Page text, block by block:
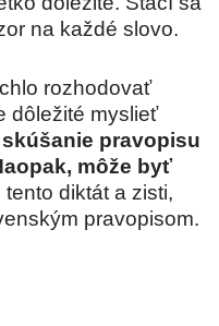
na každé slovo.
rozhodovať
dôležité myslieť
pravopisu
môže byť
tento diktát a zisti,
pravopisom.